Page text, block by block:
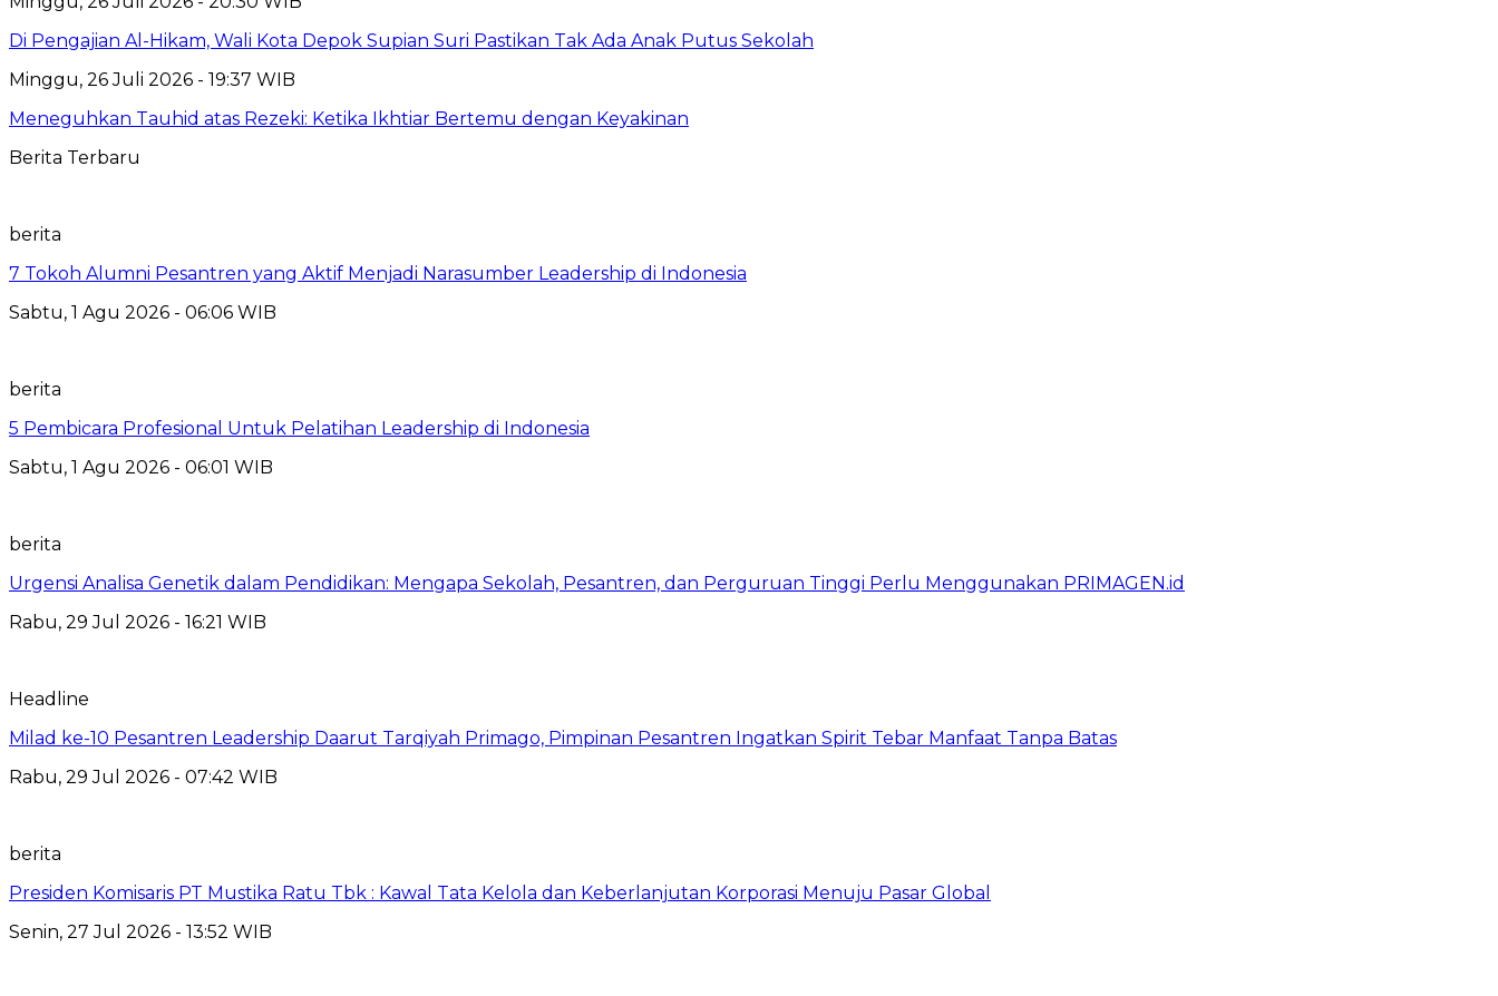
Di Pengajian Al-Hikam, Wali Kota Depok Supian Suri Pastikan Tak Ada Anak Putus Sekolah
Minggu, 26 Juli 2026 - 19:37 WIB
Meneguhkan Tauhid atas Rezeki: Ketika Ikhtiar Bertemu dengan Keyakinan
Berita Terbaru
berita
7 Tokoh Alumni Pesantren yang Aktif Menjadi Narasumber Leadership di Indonesia
Sabtu, 1 Agu 2026 - 06:06 WIB
berita
5 Pembicara Profesional Untuk Pelatihan Leadership di Indonesia
Sabtu, 1 Agu 2026 - 06:01 WIB
berita
Urgensi Analisa Genetik dalam Pendidikan: Mengapa Sekolah, Pesantren, dan Perguruan Tinggi Perlu Menggunakan PRIMAGEN.id
Rabu, 29 Jul 2026 - 16:21 WIB
Headline
Milad ke-10 Pesantren Leadership Daarut Tarqiyah Primago, Pimpinan Pesantren Ingatkan Spirit Tebar Manfaat Tanpa Batas
Rabu, 29 Jul 2026 - 07:42 WIB
berita
Presiden Komisaris PT Mustika Ratu Tbk : Kawal Tata Kelola dan Keberlanjutan Korporasi Menuju Pasar Global
Senin, 27 Jul 2026 - 13:52 WIB